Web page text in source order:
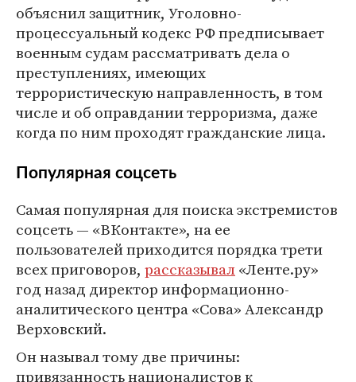
объяснил защитник, Уголовно-
процессуальный кодекс РФ предписывает
военным судам рассматривать дела о
преступлениях, имеющих
террористическую направленность, в том
числе и об оправдании терроризма, даже
когда по ним проходят гражданские лица.
Популярная соцсеть
Самая популярная для поиска экстремистов
соцсеть — «ВКонтакте», на ее
пользователей приходится порядка трети
всех приговоров, рассказывал«Ленте.ру»
год назад директор информационно-
аналитического центра «Сова» Александр
Верховский.
Он называл тому две причины:
привязанность националистов к